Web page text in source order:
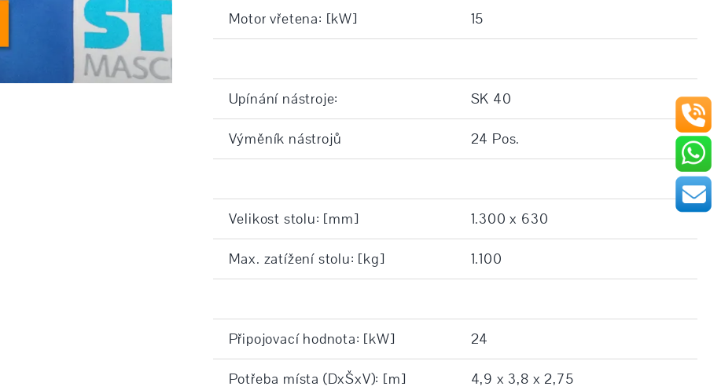
Motor vřetena: [kW] 15
Upínání nástroje: SK 40
Výměník nástrojů 24 Pos.
Velikost stolu: [mm] 1.300 x 630
Max. zatížení stolu: [kg] 1.100
Připojovací hodnota: [kW] 24
Potřeba místa (DxŠxV): [m] 4,9 x 3,8 x 2,75